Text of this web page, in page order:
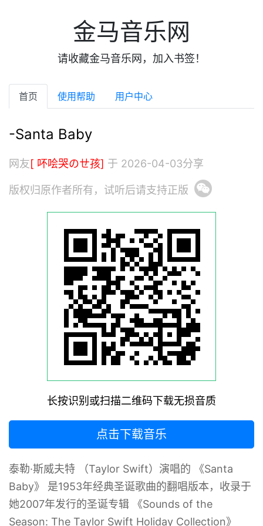
金马音乐网
请收藏金马音乐网，加入书签！
首页 使用帮助 用户中心
-Santa Baby
网友[ 吥哙哭のㄝ孩] 于 2026-04-03分享
版权归原作者所有，试听后请支持正版
长按识别或扫描二维码下载无损音质
点击下载音乐
泰勒·斯威夫特 （Taylor Swift）演唱的 《Santa
Baby》 是1953年经典圣诞歌曲的翻唱版本，收录于
她2007年发行的圣诞专辑 《Sounds of the
Season: The Taylor Swift Holiday Collection》